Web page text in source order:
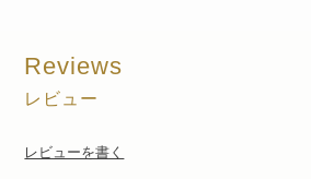
Reviews
レビュー
レビューを書く